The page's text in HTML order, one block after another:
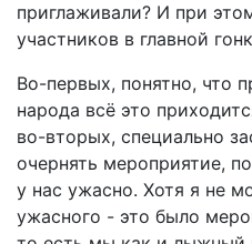
приглаживали? И при
участников в главной
Во-первых, понятно, что
народа всё это
во-вторых, специально
очернять мероприятие,
у нас ужасно. Хотя я не
ужасного - это было